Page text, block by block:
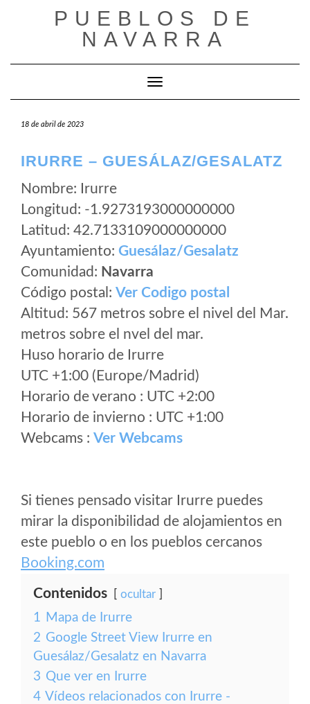
PUEBLOS DE
NAVARRA
Cambiar modo de navegación
18 de abril de 2023
IRURRE – GUESÁLAZ/GESALATZ
Nombre: Irurre
Longitud: -1.9273193000000000
Latitud: 42.7133109000000000
Ayuntamiento: Guesálaz/Gesalatz
Comunidad: Navarra
Código postal: Ver Codigo postal
Altitud: 567 metros sobre el nivel del Mar.
metros sobre el nvel del mar.
Huso horario de Irurre
UTC +1:00 (Europe/Madrid)
Horario de verano : UTC +2:00
Horario de invierno : UTC +1:00
Webcams : Ver Webcams
Si tienes pensado visitar Irurre puedes
mirar la disponibilidad de alojamientos en
este pueblo o en los pueblos cercanos
Booking.com
Contenidos ocultar
1 Mapa de Irurre
2 Google Street View Irurre en
Guesálaz/Gesalatz en Navarra
3 Que ver en Irurre
4 Vídeos relacionados con Irurre -